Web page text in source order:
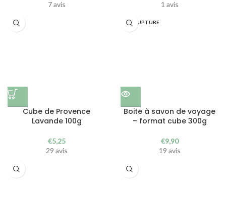
7 avis
1 avis
Cube de Provence
Lavande 100g
€5,25
29 avis
EN RUPTURE
Boite à savon de voyage
– format cube 300g
€9,90
19 avis